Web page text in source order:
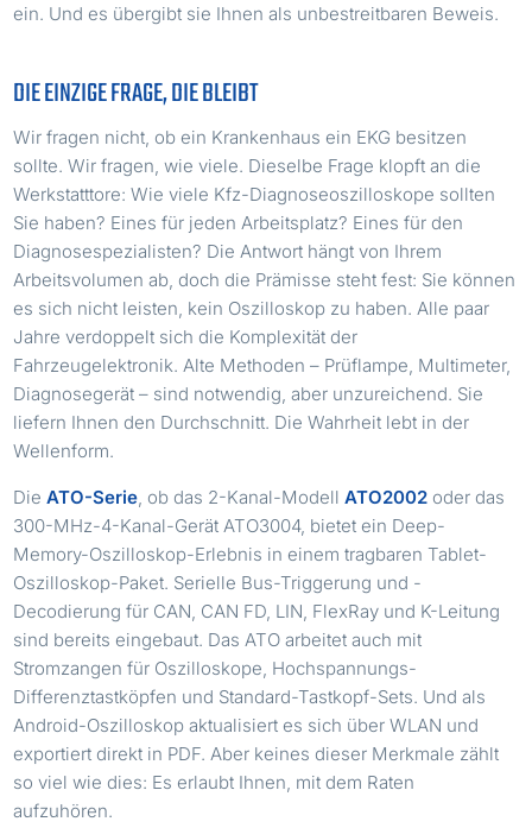
ein. Und es übergibt sie Ihnen als unbestreitbaren Beweis.
DIE EINZIGE FRAGE, DIE BLEIBT
Wir fragen nicht, ob ein Krankenhaus ein EKG besitzen
sollte. Wir fragen, wie viele. Dieselbe Frage klopft an die
Werkstatttore: Wie viele Kfz-Diagnoseoszilloskope sollten
Sie haben? Eines für jeden Arbeitsplatz? Eines für den
Diagnosespezialisten? Die Antwort hängt von Ihrem
Arbeitsvolumen ab, doch die Prämisse steht fest: Sie können
es sich nicht leisten, kein Oszilloskop zu haben. Alle paar
Jahre verdoppelt sich die Komplexität der
Fahrzeugelektronik. Alte Methoden – Prüflampe, Multimeter,
Diagnosegerät – sind notwendig, aber unzureichend. Sie
liefern Ihnen den Durchschnitt. Die Wahrheit lebt in der
Wellenform.
DieATO-Serie , ob das 2-Kanal-ModellATO2002 oder das
300-MHz-4-Kanal-Gerät ATO3004, bietet ein Deep-
Memory-Oszilloskop-Erlebnis in einem tragbaren Tablet-
Oszilloskop-Paket. Serielle Bus-Triggerung und -
Decodierung für CAN, CAN FD, LIN, FlexRay und K-Leitung
sind bereits eingebaut. Das ATO arbeitet auch mit
Stromzangen für Oszilloskope, Hochspannungs-
Differenztastköpfen und Standard-Tastkopf-Sets. Und als
Android-Oszilloskop aktualisiert es sich über WLAN und
exportiert direkt in PDF. Aber keines dieser Merkmale zählt
so viel wie dies: Es erlaubt Ihnen, mit dem Raten
aufzuhören.